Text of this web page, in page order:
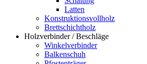
Latten
Konstruktionsvollholz
Brettschichtholz
Holzverbinder / Beschläge
Winkelverbinder
Balkenschuh